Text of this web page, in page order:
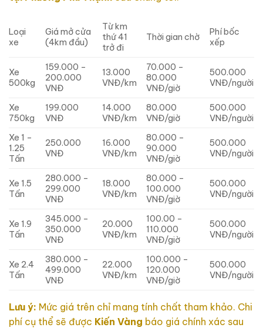
Loại
xe
Giá mở cửa
(4km đầu)
Từ km
thứ 41
trở đi
Thời gian chờ
Phí bốc
xếp
Xe
500kg
159.000 –
200.000
VNĐ
13.000
VNĐ/km
70.000 –
80.000
VNĐ/giờ
500.000
VNĐ/người
Xe
750kg
199.000
VNĐ
14.000
VNĐ/km
80.000
VNĐ/giờ
500.000
VNĐ/người
Xe 1 –
1.25
Tấn
250.000
VNĐ
16.000
VNĐ/km
80.000 –
90.000
VNĐ/giờ
500.000
VNĐ/người
Xe 1.5
Tấn
280.000 –
299.000
VNĐ
18.000
VNĐ/km
80.000 –
100.000
VNĐ/giờ
500.000
VNĐ/người
Xe 1.9
Tấn
345.000 –
350.000
VNĐ
20.000
VNĐ/km
100.00 –
110.000
VNĐ/giờ
500.000
VNĐ/người
Xe 2.4
Tấn
380.000 –
499.000
VNĐ
22.000
VNĐ/km
100.000 –
120.000
VNĐ/giờ
500.000
VNĐ/người
Lưu ý: Mức giá trên chỉ mang tính chất tham khảo. Chi
phí cụ thể sẽ được Kiến Vàng báo giá chính xác sau